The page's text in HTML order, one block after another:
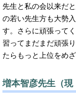
先生と私の会以来だ
の若い先生方も大勢
す。さらに頑張って
習ってまだまだ頑張
たらもっと上位をめざ
増本智彦先生（現